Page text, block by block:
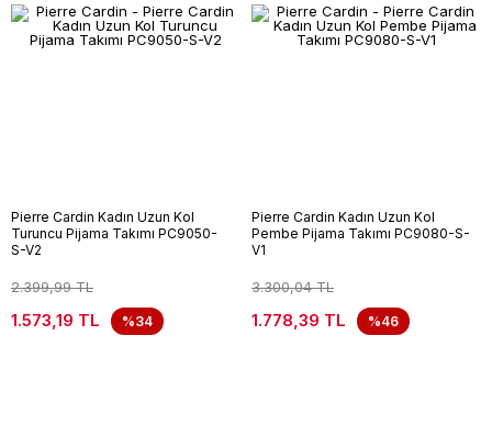
Pierre Cardin Kadın Uzun Kol
Turuncu Pijama Takımı PC9050-
S-V2
2.399,99 TL
1.573,19 TL %34
Pierre Cardin Kadın Uzun Kol
Pembe Pijama Takımı PC9080-S-
V1
3.300,04 TL
1.778,39 TL %46